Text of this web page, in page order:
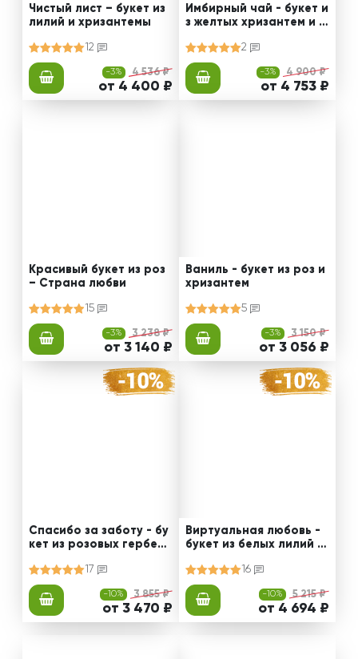
Чистый лист – букет из
лилий и хризантемы
12
-3% 4 536 ₽
от 4 400 ₽
Имбирный чай - букет и
з желтых хризантем и р
2
-3% 4 900 ₽
от 4 753 ₽
Красивый букет из роз
– Страна любви
15
-3% 3 238 ₽
от 3 140 ₽
Ваниль - букет из роз и
хризантем
5
-3% 3 150 ₽
от 3 056 ₽
Спасибо за заботу - бу
кет из розовых гербер
17
-10% 3 855 ₽
от 3 470 ₽
Виртуальная любовь -
букет из белых лилий и
16
-10% 5 215 ₽
от 4 694 ₽